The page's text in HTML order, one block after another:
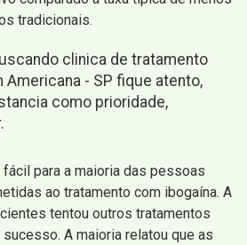
tradicionais.
clinica de tratamento
Americana - SP fique atento,
como prioridade,
para a maioria das pessoas
ao tratamento com ibogaína. A
tentou outros tratamentos
A maioria relatou que as